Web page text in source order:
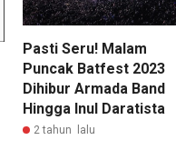
Pasti Seru! Malam
Puncak Batfest 2023
Dihibur Armada Band
Hingga Inul Daratista
2 tahun lalu